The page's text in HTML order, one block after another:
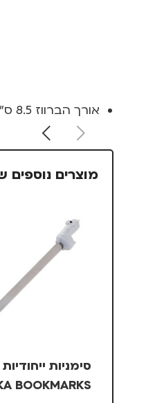
אורך הברווז 8.5 ס"מ
מוצרים נוספים
סימניות